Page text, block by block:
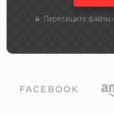
Перетащите файлы